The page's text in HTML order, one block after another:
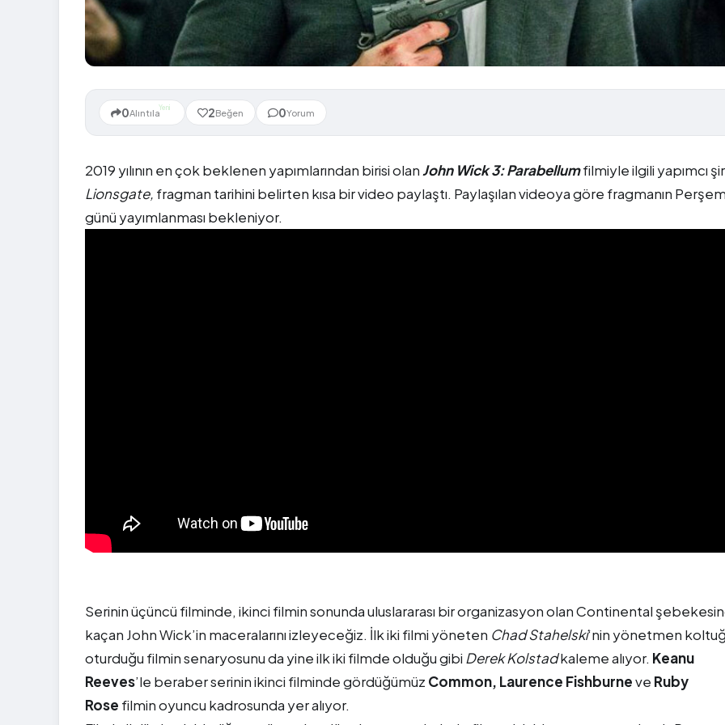
0AlıntılaYeni 2Beğen 0Yorum
2019 yılının en çok beklenen yapımlarından birisi olan John Wick 3: Parabellumfilmiyle ilgili yapımcı
Lionsgate, fragman tarihini belirten kısa bir video paylaştı. Paylaşılan videoya göre fragmanın
günü yayımlanması bekleniyor.
Serinin üçüncü filminde, ikinci filmin sonunda uluslararası bir organizasyon olan Continental
kaçan John Wick’in maceralarını izleyeceğiz. İlk iki filmi yöneten Chad Stahelski‘nin yönetmen
oturduğu filmin senaryosunu da yine ilk iki filmde olduğu gibi Derek Kolstadkaleme alıyor. Keanu
Reeves’le beraber serinin ikinci filminde gördüğümüz Common, Laurence Fishburneve Ruby
Rose filmin oyuncu kadrosunda yer alıyor.